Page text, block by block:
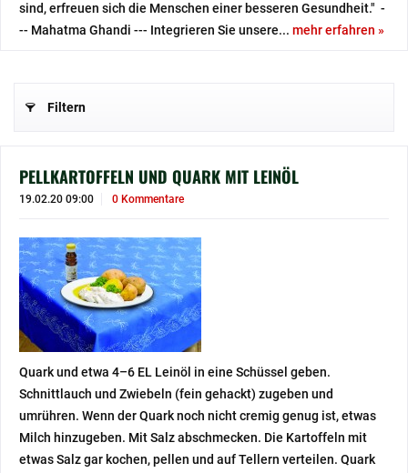
sind, erfreuen sich die Menschen einer besseren Gesundheit." -
-- Mahatma Ghandi --- Integrieren Sie unsere... mehr erfahren »
Filtern
PELLKARTOFFELN UND QUARK MIT LEINÖL
19.02.20 09:00 0 Kommentare
Quark und etwa 4–6 EL Leinöl in eine Schüssel geben.
Schnittlauch und Zwiebeln (fein gehackt) zugeben und
umrühren. Wenn der Quark noch nicht cremig genug ist, etwas
Milch hinzugeben. Mit Salz abschmecken. Die Kartoffeln mit
etwas Salz gar kochen, pellen und auf Tellern verteilen. Quark